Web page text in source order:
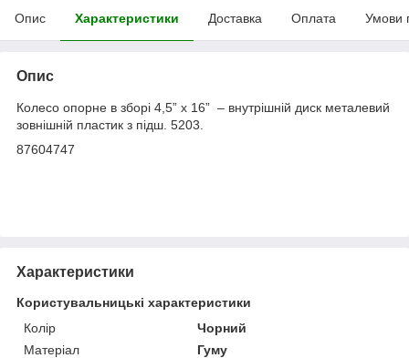
Опис Характеристики Доставка Оплата Умови
Опис
Колесо опорне в зборі 4,5” x 16” – внутрішній диск металевий
зовнішній пластик з підш. 5203.
87604747
Характеристики
Користувальницькі характеристики
Колір
Чорний
Матеріал
Гуму